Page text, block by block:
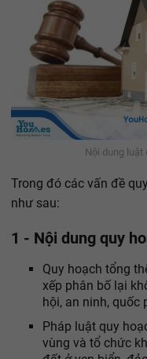
Nội dung luật
Trong đó các vấn đề
như sau:
1 - Nội dung quy
Quy hoạch tổng
xếp phân bố lại
hội, an ninh, quốc
Pháp luật quy
vùng và tổ chức